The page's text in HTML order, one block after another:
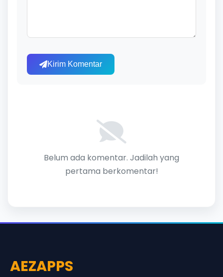
Kirim Komentar
Belum ada komentar. Jadilah yang
pertama berkomentar!
AEZAPPS